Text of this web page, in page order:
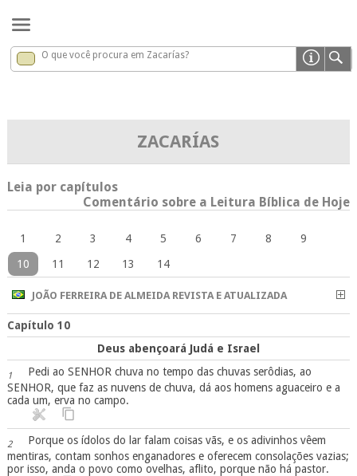
Zacarías x
O que você procura em Zacarías?
ZACARÍAS
Leia por capítulos
Comentário sobre a Leitura Bíblica de Hoje
1 2 3 4 5 6 7 8
9
10
11 12 13 14
JOÃO FERREIRA DE ALMEIDA REVISTA E ATUALIZADA
Capítulo 10
Deus abençoará Judá e Israel
1
Pedi ao SENHOR chuva no tempo das chuvas serôdias, ao
SENHOR, que faz as nuvens de chuva, dá aos homens aguaceiro e a
cada um, erva no campo.
2
Porque os ídolos do lar falam coisas vãs, e os adivinhos vêem
mentiras, contam sonhos enganadores e oferecem consolações vazias;
por isso, anda o povo como ovelhas, aflito, porque não há pastor.